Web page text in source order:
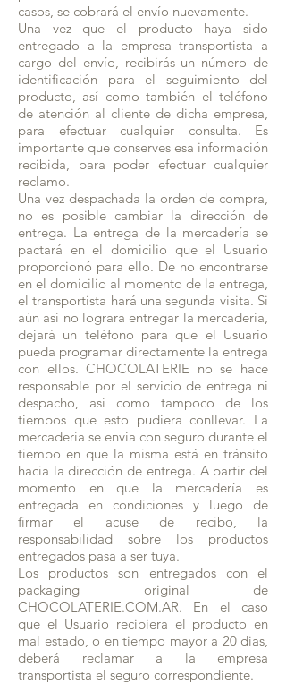
casos, se cobrará el envío nuevamente.
Una vez que el producto haya sido
entregado a la empresa transportista a
cargo del envío, recibirás un número de
identificación para el seguimiento del
producto, así como también el teléfono
de atención al cliente de dicha empresa,
para efectuar cualquier consulta. Es
importante que conserves esa información
recibida, para poder efectuar cualquier
reclamo.
Una vez despachada la orden de compra,
no es posible cambiar la dirección de
entrega. La entrega de la mercadería se
pactará en el domicilio que el Usuario
proporcionó para ello. De no encontrarse
en el domicilio al momento de la entrega,
el transportista hará una segunda visita. Si
aún así no lograra entregar la mercadería,
dejará un teléfono para que el Usuario
pueda programar directamente la entrega
con ellos. CHOCOLATERIE no se hace
responsable por el servicio de entrega ni
despacho, así como tampoco de los
tiempos que esto pudiera conllevar. La
mercadería se envia con seguro durante el
tiempo en que la misma está en tránsito
hacia la dirección de entrega. A partir del
momento en que la mercadería es
entregada en condiciones y luego de
firmar el acuse de recibo, la
responsabilidad sobre los productos
entregados pasa a ser tuya.
Los productos son entregados con el
packaging original de
CHOCOLATERIE.COM.AR. En el caso
que el Usuario recibiera el producto en
mal estado, o en tiempo mayor a 20 dias,
deberá reclamar a la empresa
transportista el seguro correspondiente.